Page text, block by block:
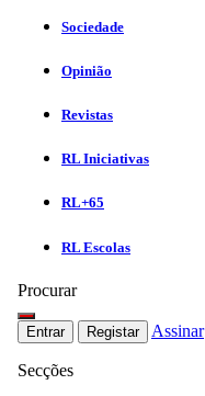
Sociedade
Opinião
Revistas
RL Iniciativas
RL+65
RL Escolas
Procurar
Entrar Registar Assinar
Secções